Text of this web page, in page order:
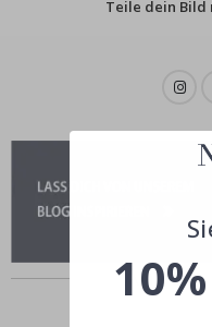
Teile dein Bild